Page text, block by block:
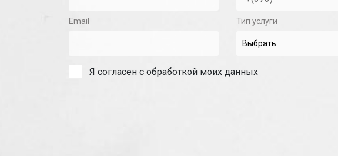
Email Тип услуги
Я согласен с обработкой моих данных